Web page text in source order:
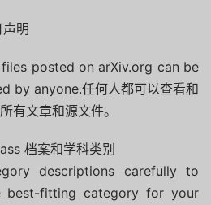
明
posted on arXiv.org can be
by anyone.任何人都可以查看和
有文章和源文件。
档案和学科类别
descriptions carefully to
best-fitting category for your